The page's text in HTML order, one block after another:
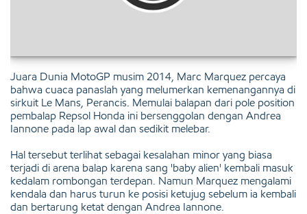
Juara Dunia MotoGP musim 2014, Marc Marquez percaya
bahwa cuaca panaslah yang melumerkan kemenangannya di
sirkuit Le Mans, Perancis. Memulai balapan dari pole position
pembalap Repsol Honda ini bersenggolan dengan Andrea
Iannone pada lap awal dan sedikit melebar.
Hal tersebut terlihat sebagai kesalahan minor yang biasa
terjadi di arena balap karena sang 'baby alien' kembali masuk
kedalam rombongan terdepan. Namun Marquez mengalami
kendala dan harus turun ke posisi ketujug sebelum ia kembali
dan bertarung ketat dengan Andrea Iannone.